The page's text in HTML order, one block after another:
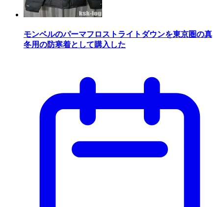
モンベルのパーマフロストライトダウンを東京圏の真
冬用の防寒着として購入した